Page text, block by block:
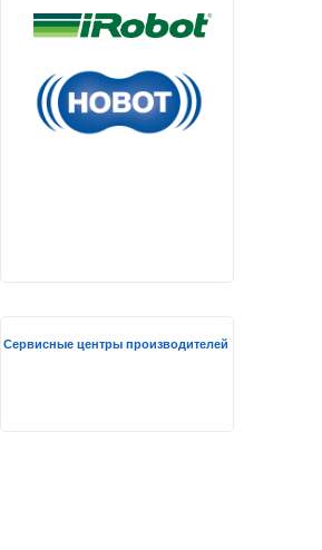
Сервисные центры производителей